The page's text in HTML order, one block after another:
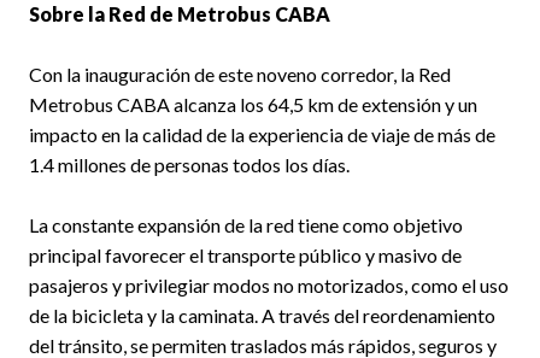
Sobre la Red de Metrobus CABA
Con la inauguración de este noveno corredor, la Red
Metrobus CABA alcanza los 64,5 km de extensión y un
impacto en la calidad de la experiencia de viaje de más de
1.4 millones de personas todos los días.
La constante expansión de la red tiene como objetivo
principal favorecer el transporte público y masivo de
pasajeros y privilegiar modos no motorizados, como el uso
de la bicicleta y la caminata. A través del reordenamiento
del tránsito, se permiten traslados más rápidos, seguros y